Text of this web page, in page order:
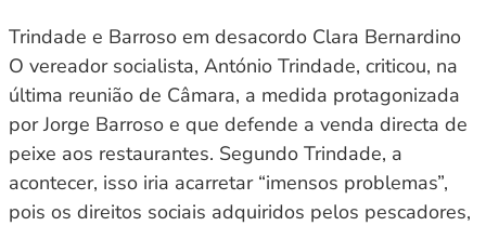
Trindade e Barroso em desacordo Clara Bernardino
O vereador socialista, António Trindade, criticou, na
última reunião de Câmara, a medida protagonizada
por Jorge Barroso e que defende a venda directa de
peixe aos restaurantes. Segundo Trindade, a
acontecer, isso iria acarretar “imensos problemas”,
pois os direitos sociais adquiridos pelos pescadores,